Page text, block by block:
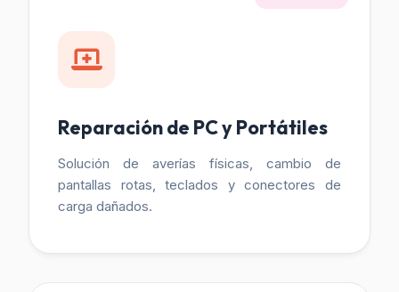
Reparación de PC y Portátiles
Solución de averías físicas, cambio de
pantallas rotas, teclados y conectores de
carga dañados.